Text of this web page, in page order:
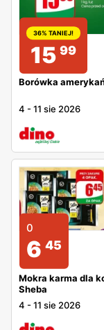
36% TANIEJ!
15 99
Borówka
4 -11 sie 2026
0
6 45
Mokra karma dla
Sheba
4 -11 sie 2026